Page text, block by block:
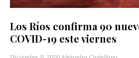
Los Ríos confirma 90
COVID-19 este viernes